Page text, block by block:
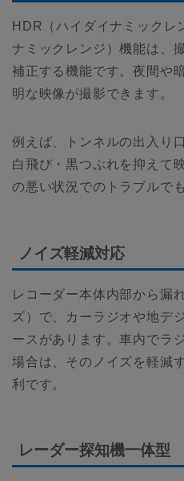
HDR（ハイダイナミックレ
ナミックレンジ）機能は、
補正する機能です。夜間や
明な映像が撮影できます。
例えば、トンネルの出入り
白飛び・黒つぶれを抑えて
の悪い状況でのトラブルで
ノイズ軽減対応
レコーダー本体内部から漏
ズ）で、カーラジオや地デ
ースがあります。車内でラ
場合は、そのノイズを軽減
利です。
レーダー探知機一体型